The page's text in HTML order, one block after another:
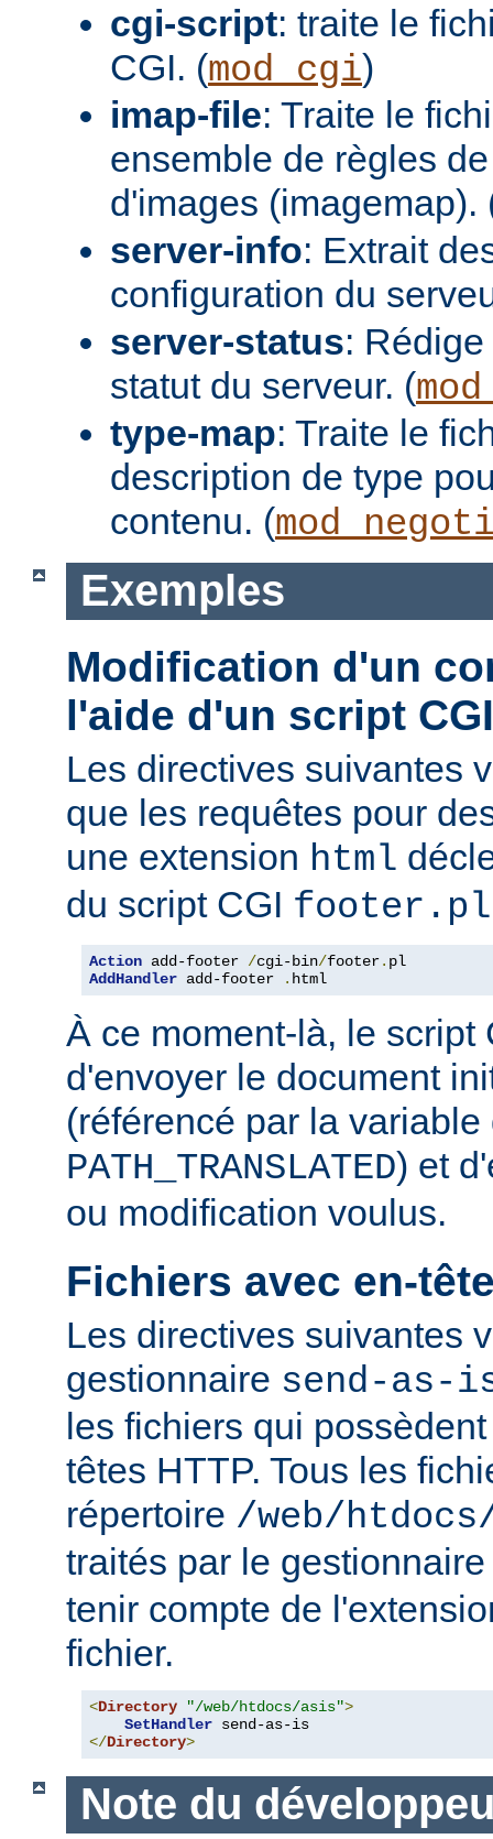
cgi-script: traite le
CGI. (mod_cgi)
imap-file: Traite le
ensemble de règles
d'images (imagemap).
server-info: Extrait
configuration du
server-status:
statut du serveur. (
type-map: Traite le
description de type
contenu. (
Exemples
Modification d'un
l'aide d'un script CGI
Les directives suivantes
que les requêtes pour
une extension html
du script CGI footer.pl
Action add-footer /cgi-bin/footer.
AddHandler add-footer . html
À ce moment-là, le script
d'envoyer le document
(référencé par la
PATH_TRANSLATED) et
ou modification voulus.
Fichiers avec en-
Les directives suivantes
gestionnaire send-as-
les fichiers qui
têtes HTTP. Tous les
répertoire /web/
traités par le
tenir compte de
fichier.
<Directory "/web/htdocs/asis">
SetHandler
</Directory>
Note du